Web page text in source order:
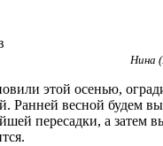
Нина
этой осенью,
Ранней весной будем
пересадки, а затем